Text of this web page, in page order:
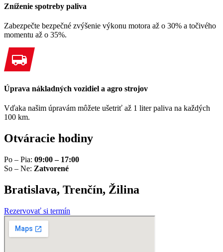
Zníženie spotreby paliva
Zabezpečte bezpečné zvýšenie výkonu motora až o 30% a točivého
momentu až o 35%.
Úprava nákladných vozidiel a agro strojov
Vďaka našim úpravám môžete ušetriť až 1 liter paliva na každých
100 km.
Otváracie hodiny
Po – Pia: 09:00 – 17:00
So – Ne: Zatvorené
Bratislava, Trenčín, Žilina
Rezervovať si termín